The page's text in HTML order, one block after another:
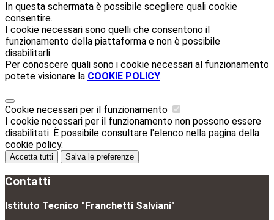
In questa schermata è possibile scegliere quali cookie
consentire.
I cookie necessari sono quelli che consentono il
funzionamento della piattaforma e non è possibile
disabilitarli.
Per conoscere quali sono i cookie necessari al funzionamento
potete visionare la COOKIE POLICY.
Cookie necessari per il funzionamento
I cookie necessari per il funzionamento non possono essere
disabilitati. È possibile consultare l'elenco nella pagina della
cookie policy.
Accetta tutti Salva le preferenze
Contatti
Istituto Tecnico "Franchetti Salviani"